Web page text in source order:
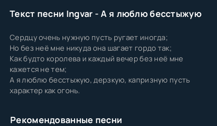
Текст песни Ingvar - А я люблю бесстыжую
Сердцу очень нужную пусть ругает иногда;
Но без неё мне никуда она шагает гордо так;
Как будто королева и каждый вечер без неё мне
кажется не тем;
А я люблю бесстыжую, дерзкую, капризную пусть
характер как огонь.
Рекомендованные песни